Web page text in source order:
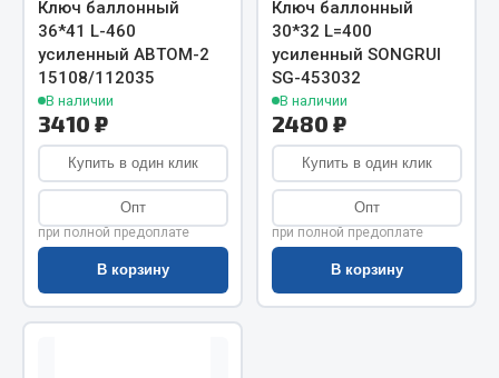
Весь раздел
Автомобильная электрика
Автолампы
Блоки реле и предохранителей
Вилки нагрузочные
Выключатели и переключатели клавишные
Выключатели кнопочные
Выключатель массы
Ключ баллонный
36*41 L-460
усиленный АВТОМ-2
15108/112035
В наличии
3410 ₽
Купить в один клик
Опт
при полной предоплате
В корзину
Ключ баллонный
30*32 L=400
усиленный SONGRUI
SG-453032
В наличии
2480 ₽
Купить в один клик
Опт
при полной предоплате
В корзину